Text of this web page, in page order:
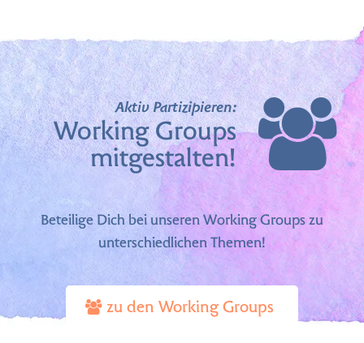
Aktiv Partizipieren:
Working Groups
mitgestalten!
Beteilige Dich bei unseren Working Groups zu
unterschiedlichen Themen!
zu den Working Groups